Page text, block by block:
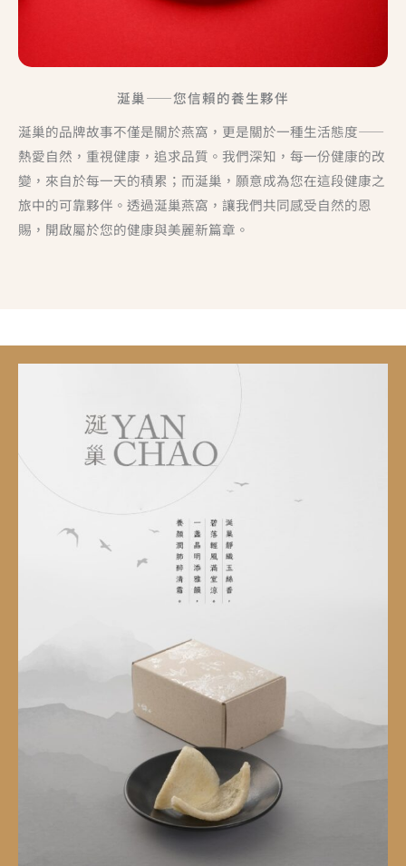
涎巢——您信賴的養生夥伴
涎巢的品牌故事不僅是關於燕窩，更是關於一種生活態度——
熱愛自然，重視健康，追求品質。我們深知，每一份健康的改
變，來自於每一天的積累；而涎巢，願意成為您在這段健康之
旅中的可靠夥伴。透過涎巢燕窩，讓我們共同感受自然的恩
賜，開啟屬於您的健康與美麗新篇章。